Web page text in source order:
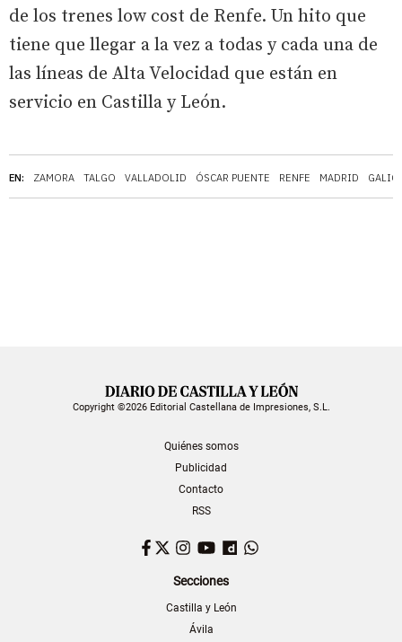
EN: ZAMORA TALGO VALLADOLID ÓSCAR PUENTE RENFE MADRID
de los trenes low cost de Renfe. Un hito que
tiene que llegar a la vez a todas y cada una de
las líneas de Alta Velocidad que están en
servicio en Castilla y León.
Copyright ©2026 Editorial Castellana de Impresiones, S.L.
Quiénes somos
Publicidad
Contacto
RSS
Facebook
TwitterInstagram
YouTubeDailymotion
Secciones
Castilla y León
Ávila